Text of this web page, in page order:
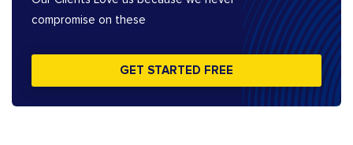
compromise on these
GET STARTED FREE